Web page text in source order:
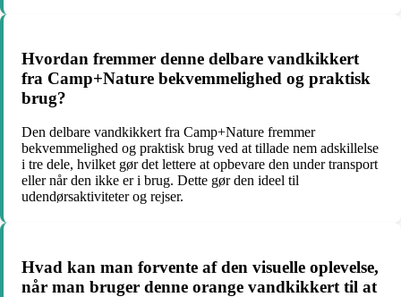
Hvordan fremmer denne delbare vandkikkert
fra Camp+Nature bekvemmelighed og praktisk
brug?
Den delbare vandkikkert fra Camp+Nature fremmer
bekvemmelighed og praktisk brug ved at tillade nem adskillelse
i tre dele, hvilket gør det lettere at opbevare den under transport
eller når den ikke er i brug. Dette gør den ideel til
udendørsaktiviteter og rejser.
Hvad kan man forvente af den visuelle oplevelse,
når man bruger denne orange vandkikkert til at